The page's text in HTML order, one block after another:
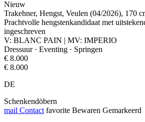
Nieuw
Trakehner, Hengst, Veulen (04/2026), 170
Prachtvolle hengstenkandidaat met
ingeschreven
V: BLANC PAIN | MV: IMPERIO
Dressuur · Eventing · Springen
€ 8.000
€ 8.000
DE
Schenkendöbern
mail Contact favorite Bewaren Gemarkeerd